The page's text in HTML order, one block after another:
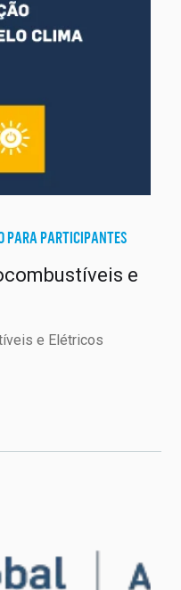
PARA PARTICIPANTES
e
e Elétricos